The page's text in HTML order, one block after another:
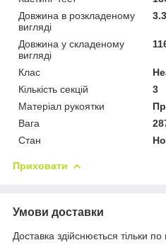
Довжина в розкладеному
вигляді
Довжина у складеному
вигляді
Клас
Кількість секцій
3
Матеріал рукоятки
Вага
Стан
Приховати
Умови доставки
Доставка здійснюється тільки по